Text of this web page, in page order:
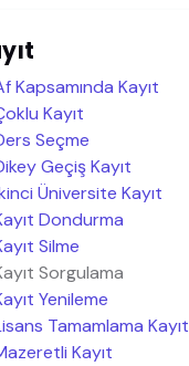
Kapsamında Kayıt
Kayıt
Seçme
Geçiş Kayıt
Üniversite Kayıt
Dondurma
Silme
Sorgulama
Yenileme
Tamamlama Kayıt
Kayıt